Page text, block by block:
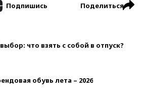
Подпишись Поделиться
что взять с собой в отпуск?
обувь лета – 2026